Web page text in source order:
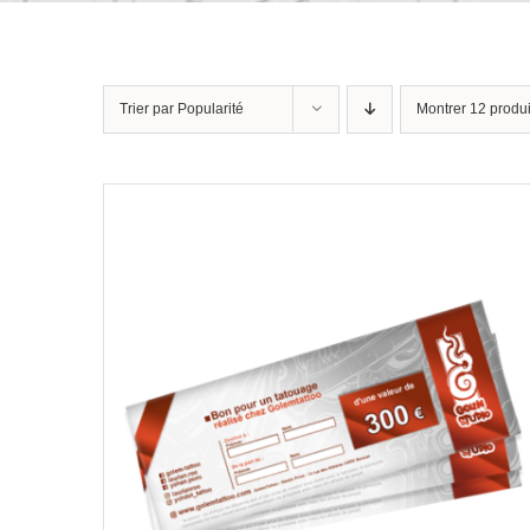
Trier par Popularité Montrer 12